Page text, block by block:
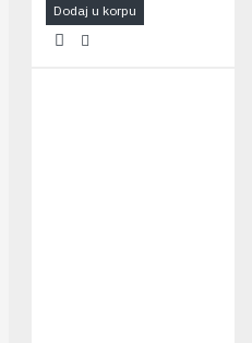
Dodaj u korpu